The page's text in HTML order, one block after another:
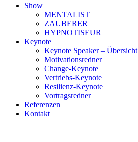
Show
MENTALIST
ZAUBERER
HYPNOTISEUR
Keynote
Keynote Speaker – Übersicht
Motivationsredner
Change-Keynote
Vertriebs-Keynote
Resilienz-Keynote
Vortragsredner
Referenzen
Kontakt